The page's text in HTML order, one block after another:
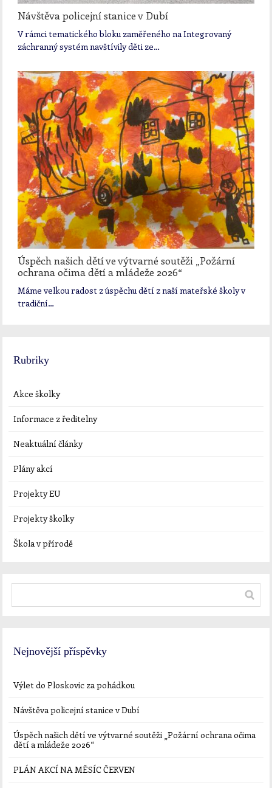
Návštěva policejní stanice v Dubí
V rámci tematického bloku zaměřeného na Integrovaný
záchranný systém navštívily děti ze…
Úspěch našich dětí ve výtvarné soutěži „Požární
ochrana očima dětí a mládeže 2026“
Máme velkou radost z úspěchu dětí z naší mateřské školy v
tradiční…
Rubriky
Akce školky
Informace z ředitelny
Neaktuální články
Plány akcí
Projekty EU
Projekty školky
Škola v přírodě
Nejnovější příspěvky
Výlet do Ploskovic za pohádkou
Návštěva policejní stanice v Dubí
Úspěch našich dětí ve výtvarné soutěži „Požární ochrana očima
dětí a mládeže 2026“
PLÁN AKCÍ NA MĚSÍC ČERVEN